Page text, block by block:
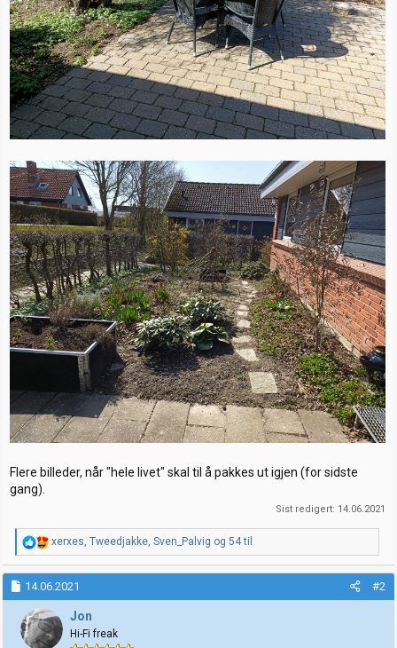
Flere billeder, når "hele livet" skal til å pakkes ut igjen (for sidste
gang).
Sist redigert: 14.06.2021
R
e
a
k
s
j
o
n
xerxes, Tweedjakke, Sven_Palvig og 54 til
14.06.2021 #2
Jon
Hi-Fi freak